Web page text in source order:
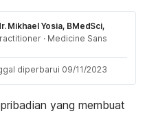
Mikhael Yosia, BMedSci,
· Medicine Sans
diperbarui 09/11/2023
yang membuat